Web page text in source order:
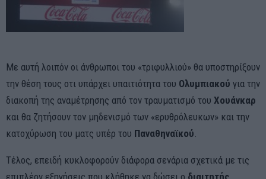
Με αυτή λοιπόν οι άνθρωποι του «τριφυλλιού» θα υποστηρίξουν
την θέση τους οτι υπάρχει υπαιτιότητα του Ολυμπιακού για την
διακοπή της αναμέτρησης από τον τραυματισμό του Χουάνκαρ
και θα ζητήσουν τον μηδενισμό των «ερυθρόλευκων» και την
κατοχύρωση του ματς υπέρ του Παναθηναϊκού
Τέλος, επειδή κυκλοφορούν διάφορα σενάρια σχετικά με τις
επιπλέον εξηγήσεις που κλήθηκε να δώσει ο διαιτητής